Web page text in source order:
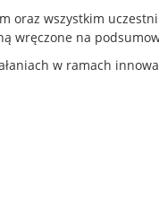
oraz wszystkim
wręczone na
w ramach